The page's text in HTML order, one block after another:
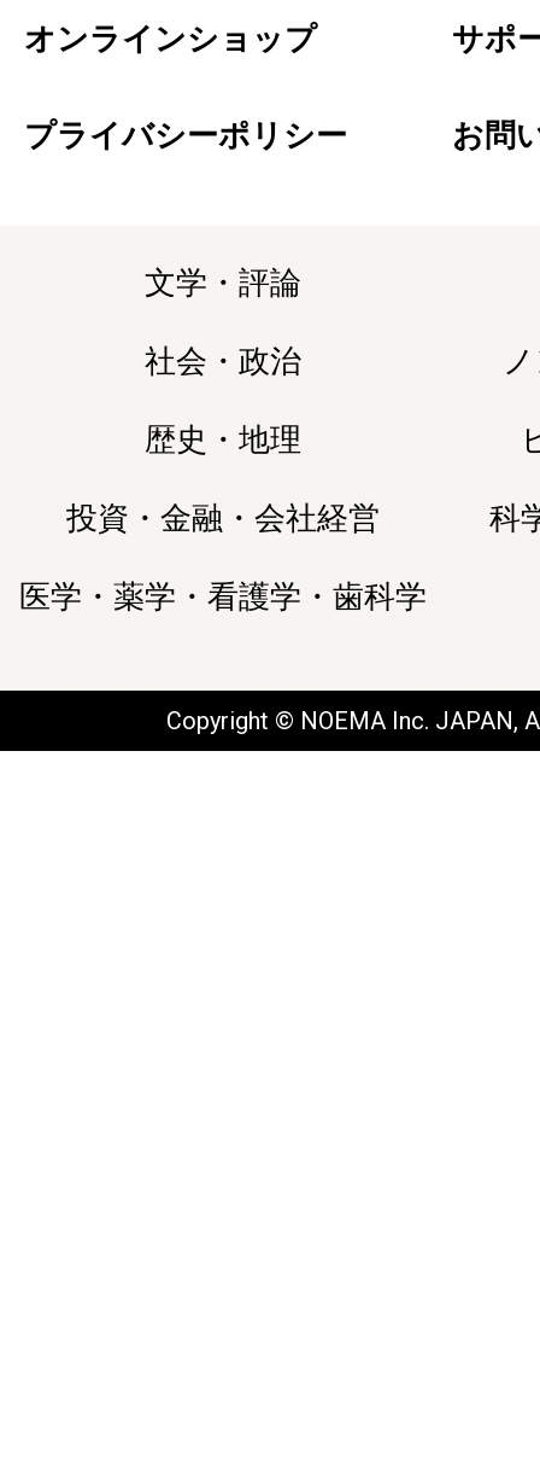
オンラインショップ サポ
プライバシーポリシー お問
文学・評論
社会・政治
歴史・地理
投資・金融・会社経営 科
医学・薬学・看護学・歯科学
Copyright © NOEMA Inc. JAPAN,